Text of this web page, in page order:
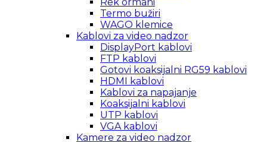
Termo bužiri
WAGO klemice
Kablovi za video nadzor
DisplayPort kablovi
FTP kablovi
Gotovi koaksijalni RG59 kablovi
HDMI kablovi
Kablovi za napajanje
Koaksijalni kablovi
UTP kablovi
VGA kablovi
Kamere za video nadzor